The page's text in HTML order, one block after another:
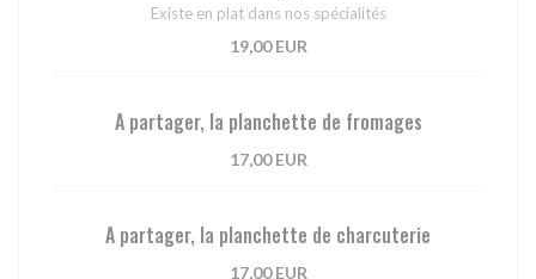
Existe en plat dans nos spécialités
19,00 EUR
A partager, la planchette de fromages
17,00 EUR
A partager, la planchette de charcuterie
17,00 EUR